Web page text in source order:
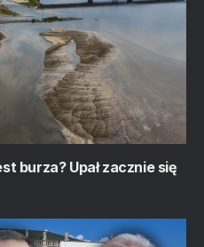
burza? Upał zacznie się